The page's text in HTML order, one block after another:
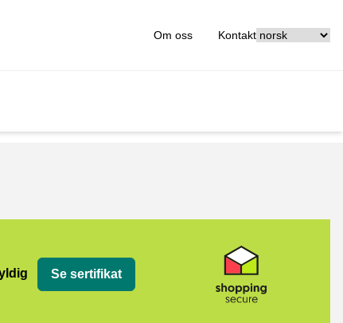
Om oss Kontakt
Se sertifikat